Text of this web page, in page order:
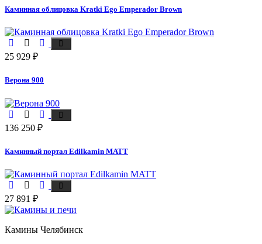
Каминная облицовка Kratki Ego Emperador Brown
25 929 ₽
Верона 900
136 250 ₽
Каминный портал Edilkamin MATT
27 891 ₽
Камины Челябинск